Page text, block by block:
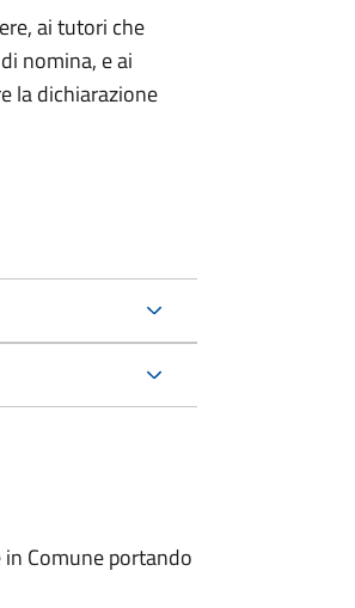
ai tutori che
nomina, e ai
la dichiarazione
Comune portando